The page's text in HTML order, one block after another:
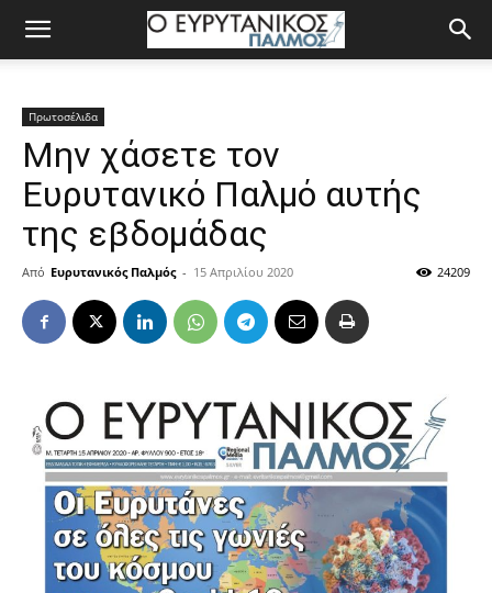
Πρωτοσέλιδα
Μην χάσετε τον
Ευρυτανικό Παλμό αυτής
της εβδομάδας
Από Ευρυτανικός Παλμός - 15 Απριλίου 2020 24209